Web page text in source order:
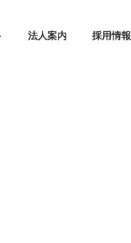
法人案内 採用情報